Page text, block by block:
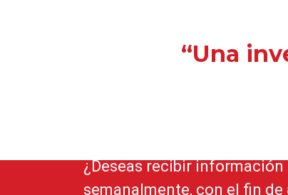
“Una
¿Deseas recibir
semanalmente, con el fin de